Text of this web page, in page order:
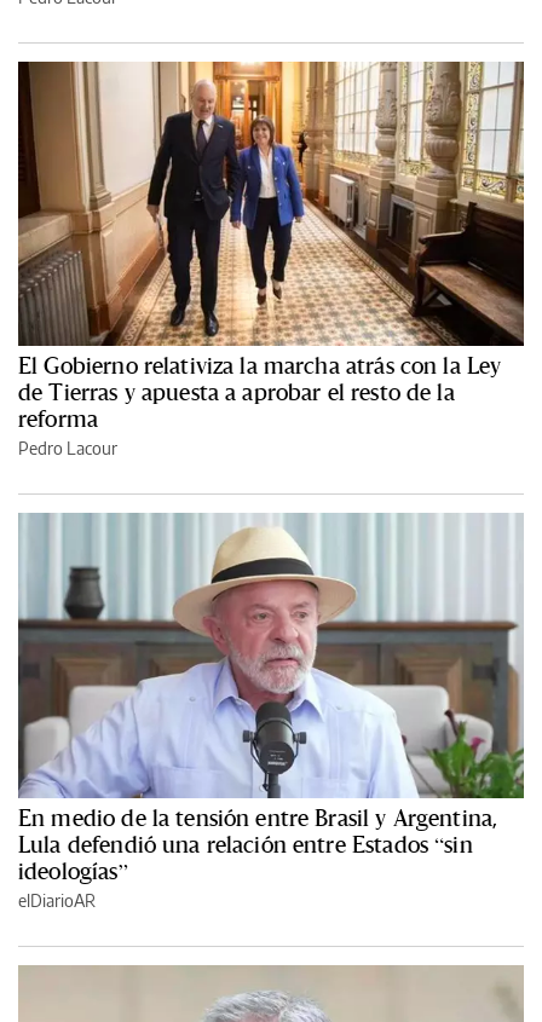
El Gobierno relativiza la marcha atrás con la Ley
de Tierras y apuesta a aprobar el resto de la
reforma
Pedro Lacour
En medio de la tensión entre Brasil y Argentina,
Lula defendió una relación entre Estados “sin
ideologías”
elDiarioAR